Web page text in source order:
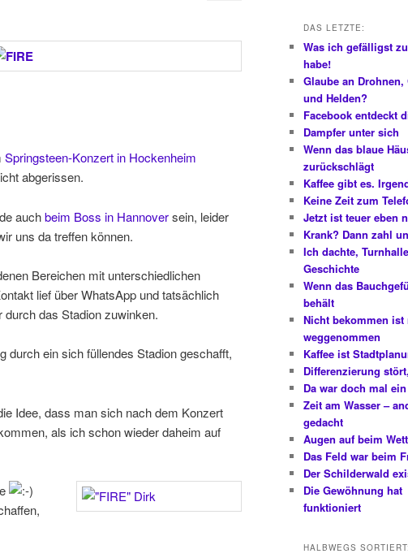
Springsteen-Konzert in Hockenheim
abgerissen.
auchbeim Boss in Hannoversein, leider
uns da treffen können.
Bereichen mit unterschiedlichen
lief über WhatsApp und tatsächlich
das Stadion zuwinken.
durch ein sich füllendes Stadion geschafft,
Idee, dass man sich nach dem Konzert
als ich schon wieder daheim auf
DAS LETZTE:
Was ich gefälligst
habe!
Glaube an Drohnen,
und Helden?
Facebook entdeckt
Dampfer unter sich
Wenn das blaue
zurückschlägt
Kaffee gibt es.
Keine Zeit zum
Jetzt ist teuer eben
Krank? Dann zahl
Ich dachte,
Geschichte
Wenn das
behält
Nicht bekommen ist
weggenommen
Kaffee ist
Differenzierung
Da war doch mal
Zeit am Wasser –
gedacht
Augen auf beim
Das Feld war beim
Der Schilderwald
Die Gewöhnung hat
funktioniert
HALBWEGS SORTIERT: